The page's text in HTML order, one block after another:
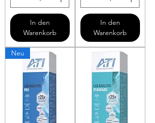
In den
Warenkorb
In den
Warenkorb
Neu